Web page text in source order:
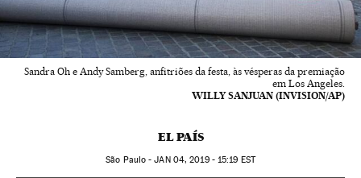
Sandra Oh e Andy Samberg, anfitriões da festa, às vésperas da premiação
em Los Angeles.
WILLY SANJUAN (INVISION/AP)
EL PAÍS
São Paulo -JAN04, 2019 - 15:19 EST